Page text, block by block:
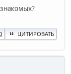
ЦИТИРОВАТЬ